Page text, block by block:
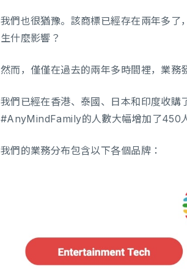
我們也很猶豫。該商標已經存在兩年多
生什麼影響？
然而，僅僅在過去的兩年多時間裡，業務
我們已經在香港、泰國、日本和印度收
#AnyMindFamily的人數大幅增加了450
我們的業務分布包含以下各個品牌：